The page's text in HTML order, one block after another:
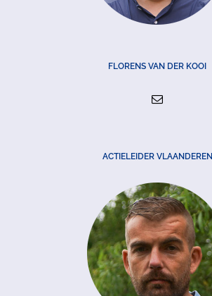
FLORENS VAN DER KOOI
ACTIELEIDER VLAANDEREN